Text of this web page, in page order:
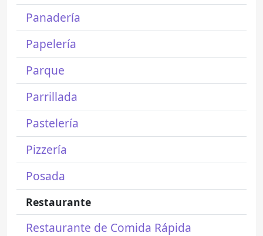
Panadería
Papelería
Parque
Parrillada
Pastelería
Pizzería
Posada
Restaurante
Restaurante de Comida Rápida